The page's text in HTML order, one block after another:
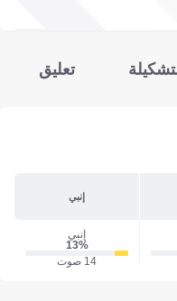
تعليق
إنبي
إنبي
13‎%‎
14 صوت